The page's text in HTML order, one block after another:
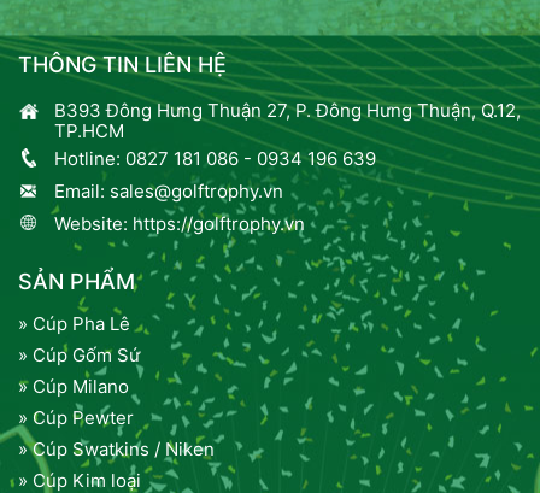
THÔNG TIN LIÊN HỆ
B393 Đông Hưng Thuận 27, P. Đông Hưng Thuận, Q.12,
TP.HCM
Hotline: 0827 181 086 - 0934 196 639
Email: sales@golftrophy.vn
Website: https://golftrophy.vn
SẢN PHẨM
» Cúp Pha Lê
» Cúp Gốm Sứ
» Cúp Milano
» Cúp Pewter
» Cúp Swatkins / Niken
» Cúp Kim loại